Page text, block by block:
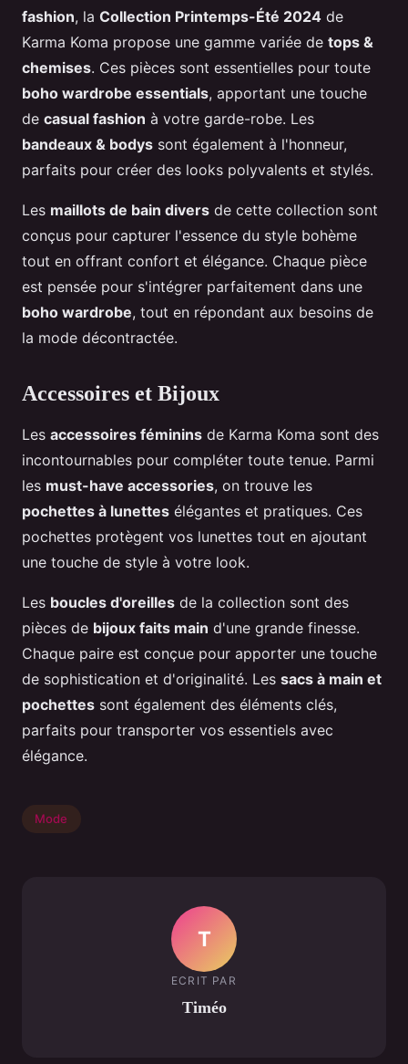
fashion, la Collection Printemps-Été 2024 de
Karma Koma propose une gamme variée de tops &
chemises. Ces pièces sont essentielles pour toute
boho wardrobe essentials, apportant une touche
de casual fashion à votre garde-robe. Les
bandeaux & bodys sont également à l'honneur,
parfaits pour créer des looks polyvalents et stylés.
Les maillots de bain divers de cette collection sont
conçus pour capturer l'essence du style bohème
tout en offrant confort et élégance. Chaque pièce
est pensée pour s'intégrer parfaitement dans une
boho wardrobe, tout en répondant aux besoins de
la mode décontractée.
Accessoires et Bijoux
Les accessoires féminins de Karma Koma sont des
incontournables pour compléter toute tenue. Parmi
les must-have accessories, on trouve les
pochettes à lunettes élégantes et pratiques. Ces
pochettes protègent vos lunettes tout en ajoutant
une touche de style à votre look.
Les boucles d'oreilles de la collection sont des
pièces de bijoux faits main d'une grande finesse.
Chaque paire est conçue pour apporter une touche
de sophistication et d'originalité. Les sacs à main et
pochettes sont également des éléments clés,
parfaits pour transporter vos essentiels avec
élégance.
Mode
T
ECRIT PAR
Timéo